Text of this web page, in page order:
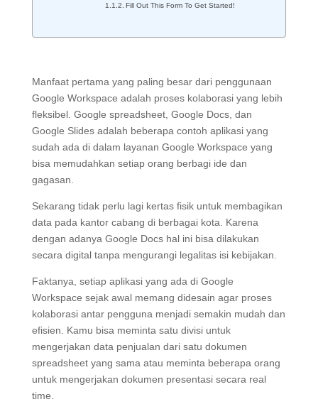
Fill Out This Form To Get Started!
Manfaat pertama yang paling besar dari penggunaan
Google Workspace adalah proses kolaborasi yang lebih
fleksibel. Google spreadsheet, Google Docs, dan
Google Slides adalah beberapa contoh aplikasi yang
sudah ada di dalam layanan Google Workspace yang
bisa memudahkan setiap orang berbagi ide dan
gagasan.
Sekarang tidak perlu lagi kertas fisik untuk membagikan
data pada kantor cabang di berbagai kota. Karena
dengan adanya Google Docs hal ini bisa dilakukan
secara digital tanpa mengurangi legalitas isi kebijakan.
Faktanya, setiap aplikasi yang ada di Google
Workspace sejak awal memang didesain agar proses
kolaborasi antar pengguna menjadi semakin mudah dan
efisien. Kamu bisa meminta satu divisi untuk
mengerjakan data penjualan dari satu dokumen
spreadsheet yang sama atau meminta beberapa orang
untuk mengerjakan dokumen presentasi secara real
time.